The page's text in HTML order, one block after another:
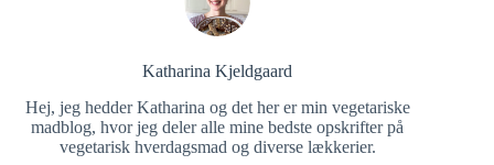
Katharina Kjeldgaard
Hej, jeg hedder Katharina og det her er min vegetariske
madblog, hvor jeg deler alle mine bedste opskrifter på
vegetarisk hverdagsmad og diverse lækkerier.